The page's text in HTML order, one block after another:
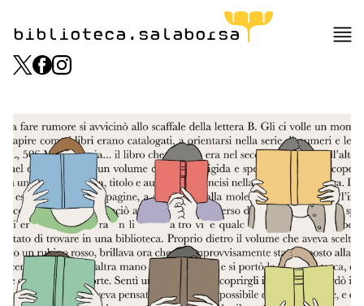
biblioteca.salaborsa